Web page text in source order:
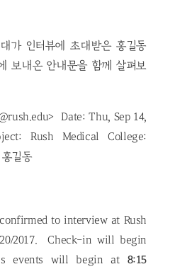
가 인터뷰에 초대받은 홍길동
보내온 안내문을 함께 살펴보
Date: Thu, Sep 14,
Rush Medical College:
길동
to interview at Rush
2017. Check-in will begin
events will begin at 8:15